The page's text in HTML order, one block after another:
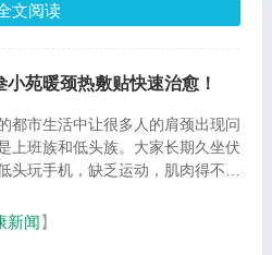
文阅读
苑暖颈热敷贴快速治愈！
都市生活中让很多人的肩颈出现问
上班族和低头族。大家长期久坐伏
头玩手机，缺乏运动，肌肉得不到
多了很多体态问题：如富贵包、乌
新闻】